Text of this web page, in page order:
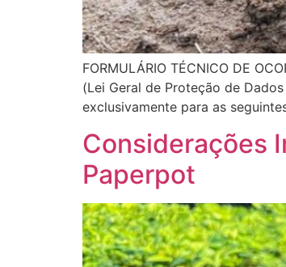
FORMULÁRIO TÉCNICO DE
(Lei Geral de Proteção de
exclusivamente para as
Considerações
Paperpot